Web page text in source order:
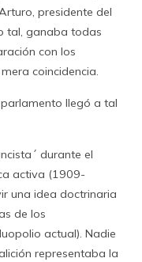
presidente del
tal, ganaba todas
con los
coincidencia.
llegó a tal
durante el
activa (1909-
una idea doctrinaria
de los
actual). Nadie
representaba la